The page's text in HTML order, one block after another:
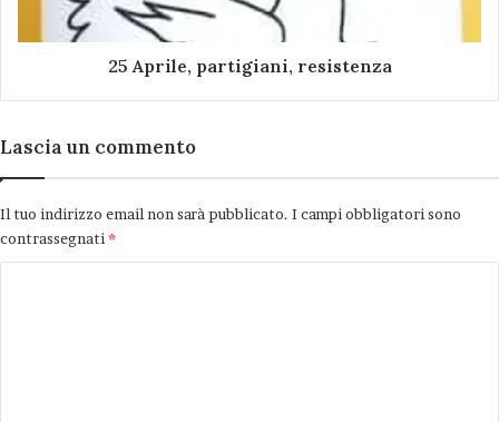
Risotto con bruscandoli e gamberetti.
bruscandoli
25 Aprile, partigiani, resistenza
Lascia un commento
Il tuo indirizzo email non sarà pubblicato. I campi obbligatori sono
contrassegnati *